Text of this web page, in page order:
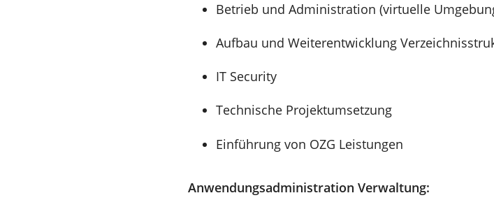
Betrieb und Administration (virtuelle
Aufbau und Weiterentwicklung
IT Security
Technische Projektumsetzung
Einführung von OZG Leistungen
Anwendungsadministration Verwaltung: